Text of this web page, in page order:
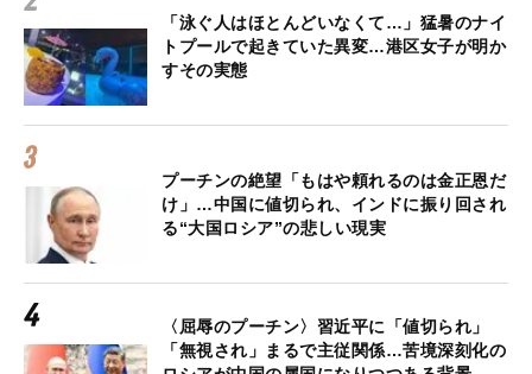
「泳ぐ人はほとんどいなくて…」猛暑のナイ
トプールで起きていた異変…港区女子が明か
すその実態
プーチンの絶望「もはや頼れるのは金正恩だ
け」…中国に値切られ、インドに振り回され
る“大国ロシア”の悲しい現実
〈屈辱のプーチン〉習近平に「値切られ」
「無視され」まるで主従関係…苦境深刻化の